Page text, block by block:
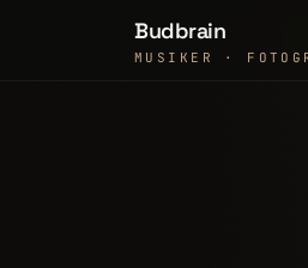
Budbrain
MUSIKER ·